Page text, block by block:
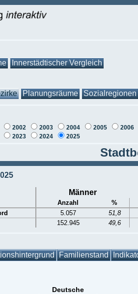
Innerstädtischer Vergleich
Planungsräume Sozialregionen
2002 2003 2004 2005
2006
2023 2024 2025
Männer
Anzahl
%
5.057
51,8
152.945 49,6
Familienstand
Deutsche